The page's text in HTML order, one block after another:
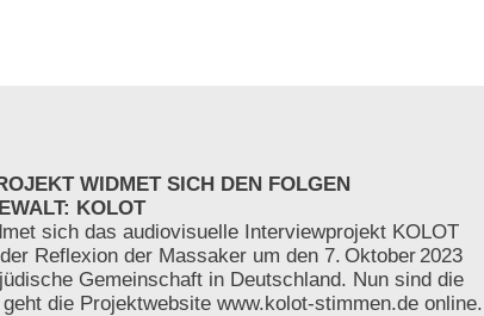
WIDMET SICH DEN FOLGEN
KOLOT
sich das audiovisuelle Interviewprojekt KOLOT
Reflexion der Massaker um den 7. Oktober 2023
Gemeinschaft in Deutschland. Nun sind die
die Projektwebsite www.kolot-stimmen.de online.